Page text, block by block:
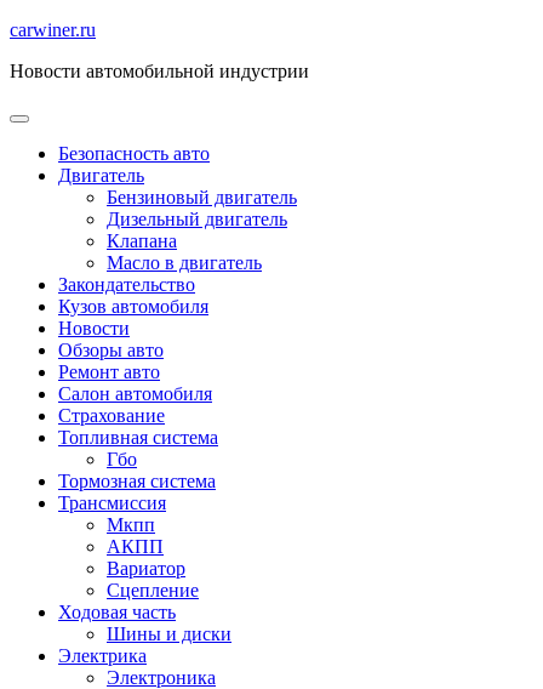
Перейти
содержимому
carwiner.ru
Новости автомобильной индустрии
Безопасность авто
Двигатель
Бензиновый двигатель
Дизельный двигатель
Клапана
Масло в двигатель
Закондательство
Кузов автомобиля
Новости
Обзоры авто
Ремонт авто
Салон автомобиля
Страхование
Топливная система
Гбо
Тормозная система
Трансмиссия
Мкпп
АКПП
Вариатор
Сцепление
Ходовая часть
Шины и диски
Электрика
Электроника